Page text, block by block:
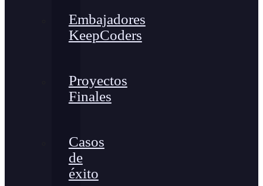
Embajadores
KeepCoders
Proyectos
Finales
Casos
de
éxito